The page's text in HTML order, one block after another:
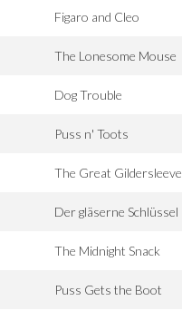
Figaro and Cleo
The Lonesome Mouse
Dog Trouble
Puss n' Toots
The Great Gildersleeve
Der gläserne Schlüssel
The Midnight Snack
Puss Gets the Boot